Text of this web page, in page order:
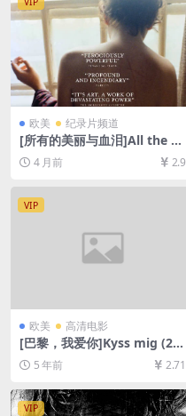
欧美 纪录片频道
[所有的美丽与血泪]All the Be
auty and the Bloodshed (2
022)[百度网盘+夸克网盘1080
放/下载][MP4/5.3GB][中文字
幕]
4 月前 2.9
VIP
欧美 高清电影
[巴黎，我爱你]Kyss mig (20
11)[百度网盘+迅雷云盘资源1
080P超清未删减][MP4/6.7G
B][原声中字]
5 年前 2.71
VIP